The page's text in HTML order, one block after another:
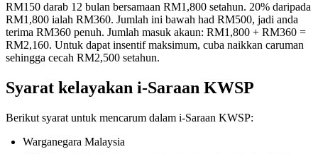
RM150 darab 12 bulan bersamaan RM1,800 setahun. 20% daripada
RM1,800 ialah RM360. Jumlah ini bawah had RM500, jadi anda
terima RM360 penuh. Jumlah masuk akaun: RM1,800 + RM360 =
RM2,160. Untuk dapat insentif maksimum, cuba naikkan caruman
sehingga cecah RM2,500 setahun.
Syarat kelayakan i-Saraan KWSP
Berikut syarat untuk mencarum dalam i-Saraan KWSP:
Warganegara Malaysia